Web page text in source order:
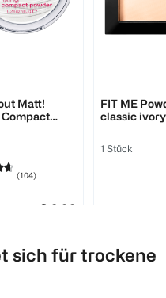
Matt!
(104)
€ 2,99
FIT ME
classic ivory
1 Stück
sich für trockene